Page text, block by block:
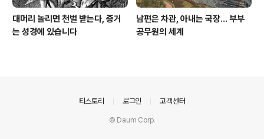
대머리 놀리면 천벌 받는다, 증거
는 성경에 있습니다
남편은 차관, 아내는 국장... 부부
공무원의 세계
티스토리 로그인 고객센터
© Daum Corp.